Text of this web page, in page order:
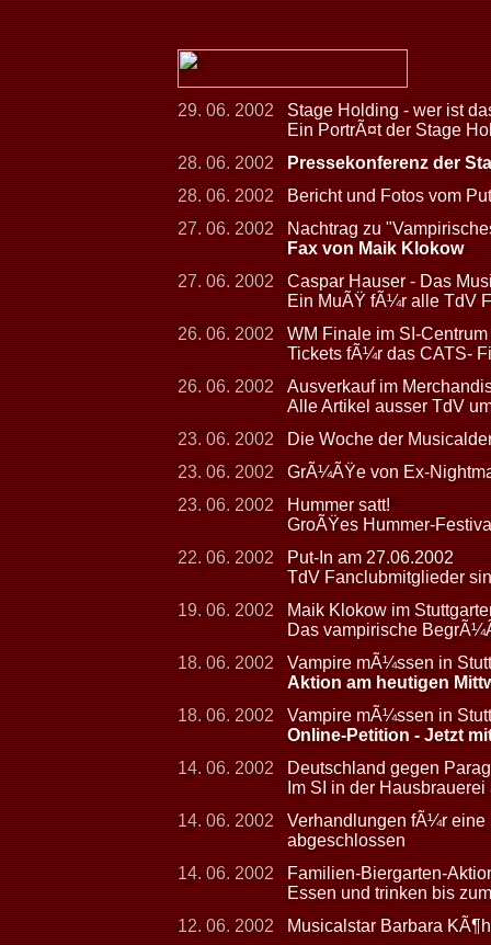
29. 06. 2002
Stage Holding - wer ist
Ein PortrÃ¤t der Stage
28. 06. 2002
Pressekonferenz der
28. 06. 2002
Bericht und Fotos vom
27. 06. 2002
Nachtrag zu
Fax von Maik Klokow
27. 06. 2002
Caspar Hauser - Das
Ein MuÃŸ fÃ¼r alle TdV
26. 06. 2002
WM Finale im SI-
Tickets fÃ¼r das CATS-
26. 06. 2002
Ausverkauf im
Alle Artikel ausser TdV
23. 06. 2002
Die Woche der
23. 06. 2002
GrÃ¼ÃŸe von Ex-
23. 06. 2002
Hummer satt!
GroÃŸes Hummer-
22. 06. 2002
Put-In am 27.06.2002
TdV Fanclubmitglieder
19. 06. 2002
Maik Klokow im
Das vampirische
18. 06. 2002
Vampire mÃ¼ssen in
Aktion am heutigen
18. 06. 2002
Vampire mÃ¼ssen in
Online-Petition - Jetzt
14. 06. 2002
Deutschland gegen
Im SI in der
14. 06. 2002
Verhandlungen fÃ¼r eine
abgeschlossen
14. 06. 2002
Familien-Biergarten-
Essen und trinken bis
12. 06. 2002
Musicalstar Barbara